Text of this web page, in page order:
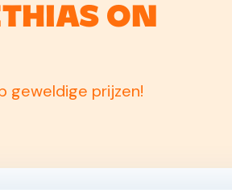
On
geweldige prijzen!